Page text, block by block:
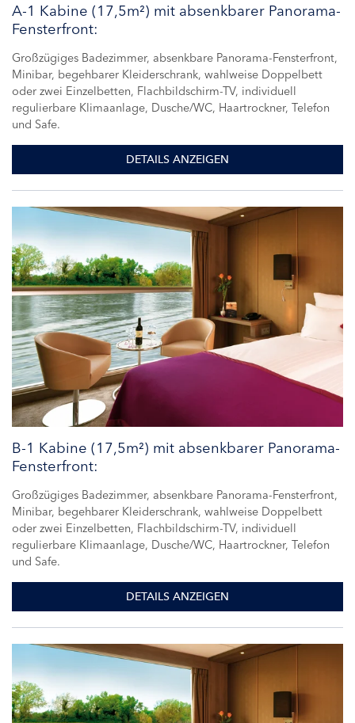
A-1 Kabine (17,5m²) mit absenkbarer Panorama-
Fensterfront:
Großzügiges Badezimmer, absenkbare Panorama-Fensterfront,
Minibar, begehbarer Kleiderschrank, wahlweise Doppelbett
oder zwei Einzelbetten, Flachbildschirm-TV, individuell
regulierbare Klimaanlage, Dusche/WC, Haartrockner, Telefon
und Safe.
DETAILS ANZEIGEN
B-1 Kabine (17,5m²) mit absenkbarer Panorama-
Fensterfront:
Großzügiges Badezimmer, absenkbare Panorama-Fensterfront,
Minibar, begehbarer Kleiderschrank, wahlweise Doppelbett
oder zwei Einzelbetten, Flachbildschirm-TV, individuell
regulierbare Klimaanlage, Dusche/WC, Haartrockner, Telefon
und Safe.
DETAILS ANZEIGEN